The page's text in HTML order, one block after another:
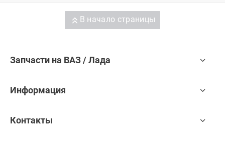
В начало страницы
Запчасти на ВАЗ / Лада
Информация
Контакты